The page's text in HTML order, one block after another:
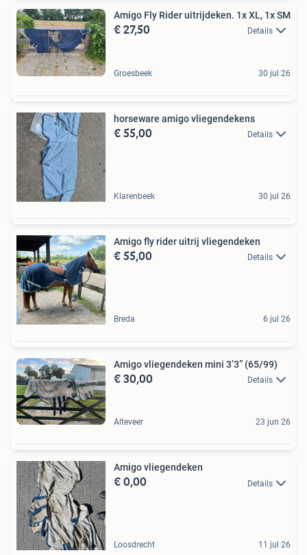
Amigo Fly Rider uitrijdeken. 1x XL, 1x SM
€ 27,50 Details
Groesbeek 30 jul 26
horseware amigo vliegendekens
€ 55,00 Details
Klarenbeek 30 jul 26
Amigo fly rider uitrij vliegendeken
€ 55,00 Details
Breda 6 jul 26
Amigo vliegendeken mini 3’3” (65/99)
€ 30,00 Details
Alteveer 23 jun 26
Amigo vliegendeken
€ 0,00 Details
Loosdrecht 11 jul 26